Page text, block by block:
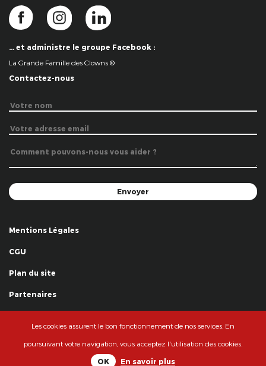
… et administre le groupe Facebook :
La Grande Famille des Clowns ©
Contactez-nous
Mentions Légales
CGU
Plan du site
Partenaires
© La Grande Famille des Clowns - 2018
Les cookies assurent le bon fonctionnement de nos services. En
poursuivant votre navigation, vous acceptez l'utilisation des cookies.
OK En savoir plus